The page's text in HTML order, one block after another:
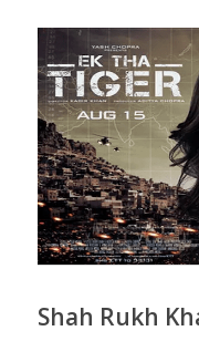
Shah Rukh